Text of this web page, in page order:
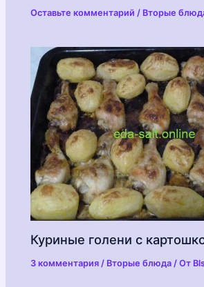
Оставьте комментарий / Вторые
Куриные голени с
3 комментария / Вторые блюда / От